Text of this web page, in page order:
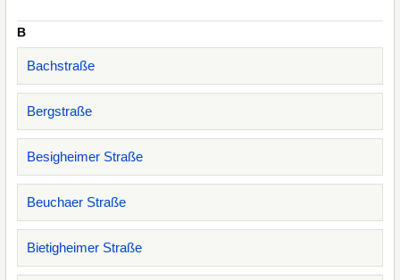
B
Bachstraße
Bergstraße
Besigheimer Straße
Beuchaer Straße
Bietigheimer Straße